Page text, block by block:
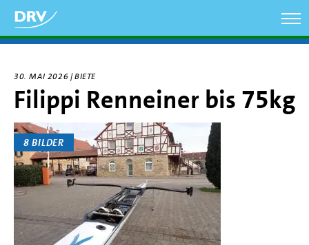
zum
Inhalt
30. MAI 2026 | BIETE
Filippi Renneiner bis 75kg
8 BILDER